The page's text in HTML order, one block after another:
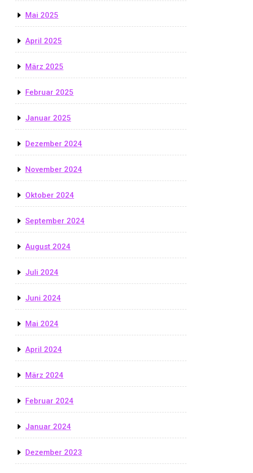
Mai 2025
April 2025
März 2025
Februar 2025
Januar 2025
Dezember 2024
November 2024
Oktober 2024
September 2024
August 2024
Juli 2024
Juni 2024
Mai 2024
April 2024
März 2024
Februar 2024
Januar 2024
Dezember 2023